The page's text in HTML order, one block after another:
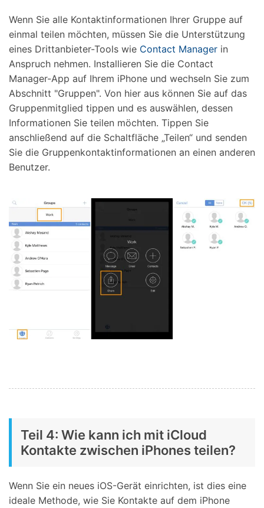
Wenn Sie alle Kontaktinformationen Ihrer Gruppe auf
einmal teilen möchten, müssen Sie die Unterstützung
eines Drittanbieter-Tools wie Contact Manager in
Anspruch nehmen. Installieren Sie die Contact
Manager-App auf Ihrem iPhone und wechseln Sie zum
Abschnitt "Gruppen". Von hier aus können Sie auf das
Gruppenmitglied tippen und es auswählen, dessen
Informationen Sie teilen möchten. Tippen Sie
anschließend auf die Schaltfläche „Teilen“ und senden
Sie die Gruppenkontaktinformationen an einen anderen
Benutzer.
Teil 4: Wie kann ich mit iCloud
Kontakte zwischen iPhones teilen?
Wenn Sie ein neues iOS-Gerät einrichten, ist dies eine
ideale Methode, wie Sie Kontakte auf dem iPhone